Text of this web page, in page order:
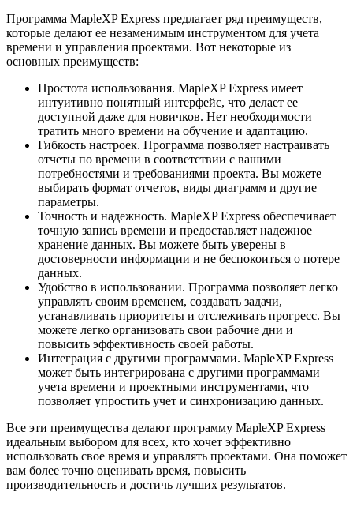
Программа MapleXP Express предлагает ряд преимуществ,
которые делают ее незаменимым инструментом для учета
времени и управления проектами. Вот некоторые из
основных преимуществ:
Простота использования. MapleXP Express имеет
интуитивно понятный интерфейс, что делает ее
доступной даже для новичков. Нет необходимости
тратить много времени на обучение и адаптацию.
Гибкость настроек. Программа позволяет настраивать
отчеты по времени в соответствии с вашими
потребностями и требованиями проекта. Вы можете
выбирать формат отчетов, виды диаграмм и другие
параметры.
Точность и надежность. MapleXP Express обеспечивает
точную запись времени и предоставляет надежное
хранение данных. Вы можете быть уверены в
достоверности информации и не беспокоиться о потере
данных.
Удобство в использовании. Программа позволяет легко
управлять своим временем, создавать задачи,
устанавливать приоритеты и отслеживать прогресс. Вы
можете легко организовать свои рабочие дни и
повысить эффективность своей работы.
Интеграция с другими программами. MapleXP Express
может быть интегрирована с другими программами
учета времени и проектными инструментами, что
позволяет упростить учет и синхронизацию данных.
Все эти преимущества делают программу MapleXP Express
идеальным выбором для всех, кто хочет эффективно
использовать свое время и управлять проектами. Она поможет
вам более точно оценивать время, повысить
производительность и достичь лучших результатов.